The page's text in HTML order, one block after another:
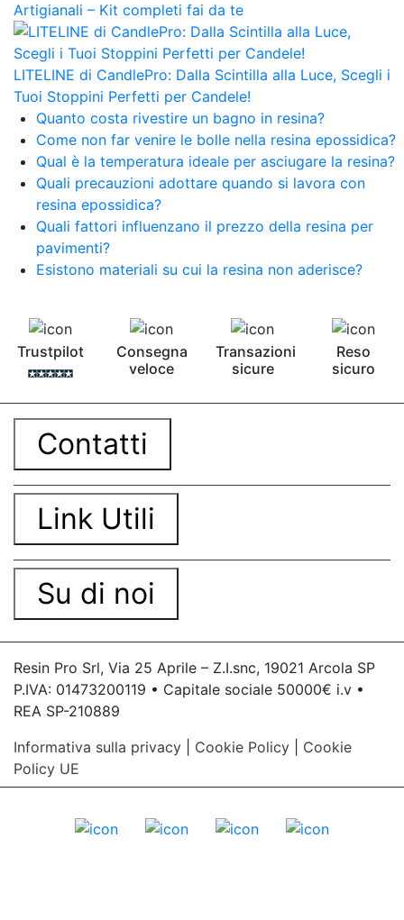
Artigianali – Kit completi fai da te
LITELINE di CandlePro: Dalla Scintilla alla Luce, Scegli i
Tuoi Stoppini Perfetti per Candele!
Quanto costa rivestire un bagno in resina?
Come non far venire le bolle nella resina epossidica?
Qual è la temperatura ideale per asciugare la resina?
Quali precauzioni adottare quando si lavora con
resina epossidica?
Quali fattori influenzano il prezzo della resina per
pavimenti?
Esistono materiali su cui la resina non aderisce?
Trustpilot
Consegna
veloce
Transazioni
sicure
Reso
sicuro
Contatti
Link Utili
Su di noi
Resin Pro Srl, Via 25 Aprile – Z.I.snc, 19021 Arcola SP
P.IVA: 01473200119 • Capitale sociale 50000€ i.v •
REA SP-210889
Informativa sulla privacy
Cookie Policy
Cookie
Policy UE